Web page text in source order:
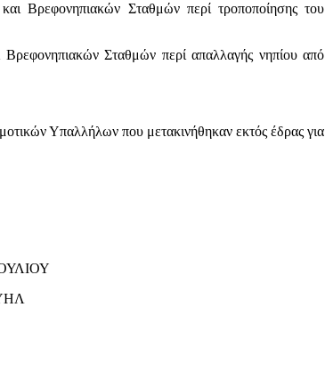
Σταθμών περί τροποποίησης του
Σταθμών περί απαλλαγής νηπίου από
Υπαλλήλων που μετακινήθηκαν εκτός έδρας για